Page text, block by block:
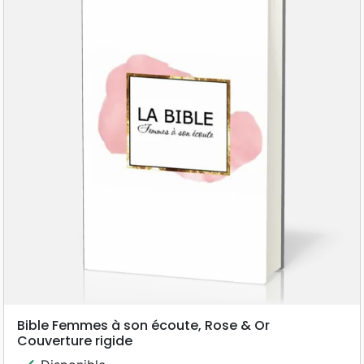
Bible Femmes à son écoute, Rose & Or
Couverture rigide